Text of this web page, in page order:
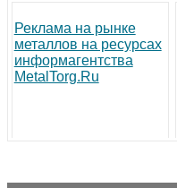
Реклама на рынке
металлов на ресурсах
информагентства
MetalTorg.Ru